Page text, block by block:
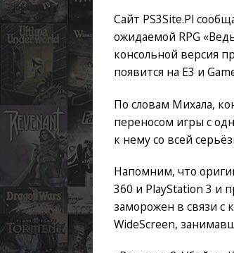
Сайт PS3Site.Pl
ожидаемой RPG
консольной версия
появится на E3 и
По словам Михала,
переносом игры с
к нему со всей
Напомним, что
360 и PlayStation 3 и
заморожен в связи с
WideScreen,